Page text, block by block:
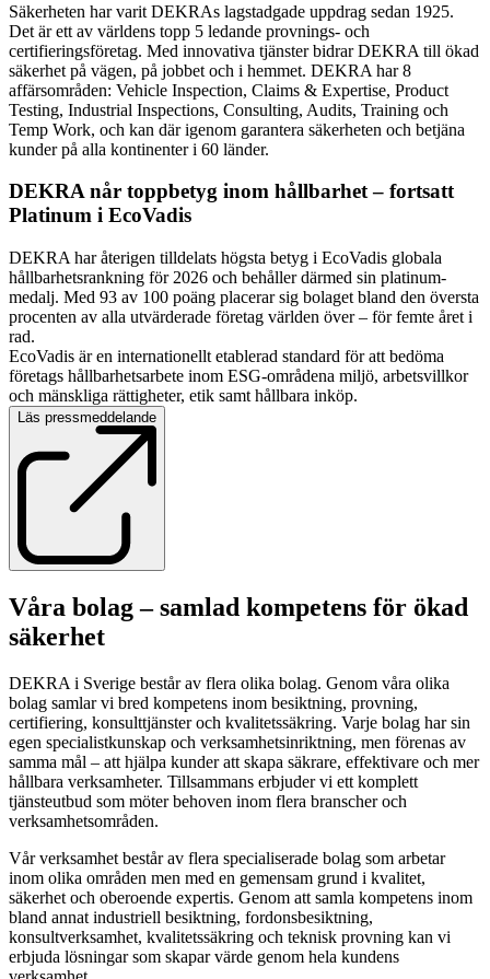
Säkerheten har varit DEKRAs lagstadgade uppdrag sedan 1925.
Det är ett av världens topp 5 ledande provnings- och
certifieringsföretag. Med innovativa tjänster bidrar DEKRA till ökad
säkerhet på vägen, på jobbet och i hemmet. DEKRA har 8
affärsområden: Vehicle Inspection, Claims & Expertise, Product
Testing, Industrial Inspections, Consulting, Audits, Training och
Temp Work, och kan där igenom garantera säkerheten och betjäna
kunder på alla kontinenter i 60 länder.
DEKRA når toppbetyg inom hållbarhet – fortsatt
Platinum i EcoVadis
DEKRA har återigen tilldelats högsta betyg i EcoVadis globala
hållbarhetsrankning för 2026 och behåller därmed sin platinum-
medalj. Med 93 av 100 poäng placerar sig bolaget bland den översta
procenten av alla utvärderade företag världen över – för femte året i
rad.
EcoVadis är en internationellt etablerad standard för att bedöma
företags hållbarhetsarbete inom ESG-områdena miljö, arbetsvillkor
och mänskliga rättigheter, etik samt hållbara inköp.
Läs pressmeddelande
Våra bolag – samlad kompetens för ökad
säkerhet
DEKRA i Sverige består av flera olika bolag. Genom våra olika
bolag samlar vi bred kompetens inom besiktning, provning,
certifiering, konsulttjänster och kvalitetssäkring. Varje bolag har sin
egen specialistkunskap och verksamhetsinriktning, men förenas av
samma mål – att hjälpa kunder att skapa säkrare, effektivare och mer
hållbara verksamheter. Tillsammans erbjuder vi ett komplett
tjänsteutbud som möter behoven inom flera branscher och
verksamhetsområden.
Vår verksamhet består av flera specialiserade bolag som arbetar
inom olika områden men med en gemensam grund i kvalitet,
säkerhet och oberoende expertis. Genom att samla kompetens inom
bland annat industriell besiktning, fordonsbesiktning,
konsultverksamhet, kvalitetssäkring och teknisk provning kan vi
erbjuda lösningar som skapar värde genom hela kundens